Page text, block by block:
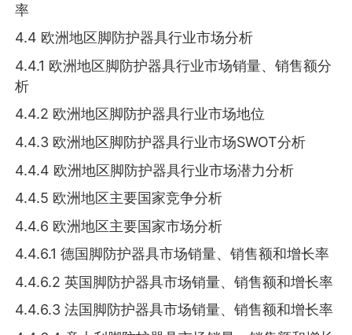
率
4.4 欧洲地区脚防护器具行业市场分析
4.4.1 欧洲地区脚防护器具行业市场销量、销售额分
析
4.4.2 欧洲地区脚防护器具行业市场地位
4.4.3 欧洲地区脚防护器具行业市场SWOT分析
4.4.4 欧洲地区脚防护器具行业市场潜力分析
4.4.5 欧洲地区主要国家竞争分析
4.4.6 欧洲地区主要国家市场分析
4.4.6.1 德国脚防护器具市场销量、销售额和增长率
4.4.6.2 英国脚防护器具市场销量、销售额和增长率
4.4.6.3 法国脚防护器具市场销量、销售额和增长率